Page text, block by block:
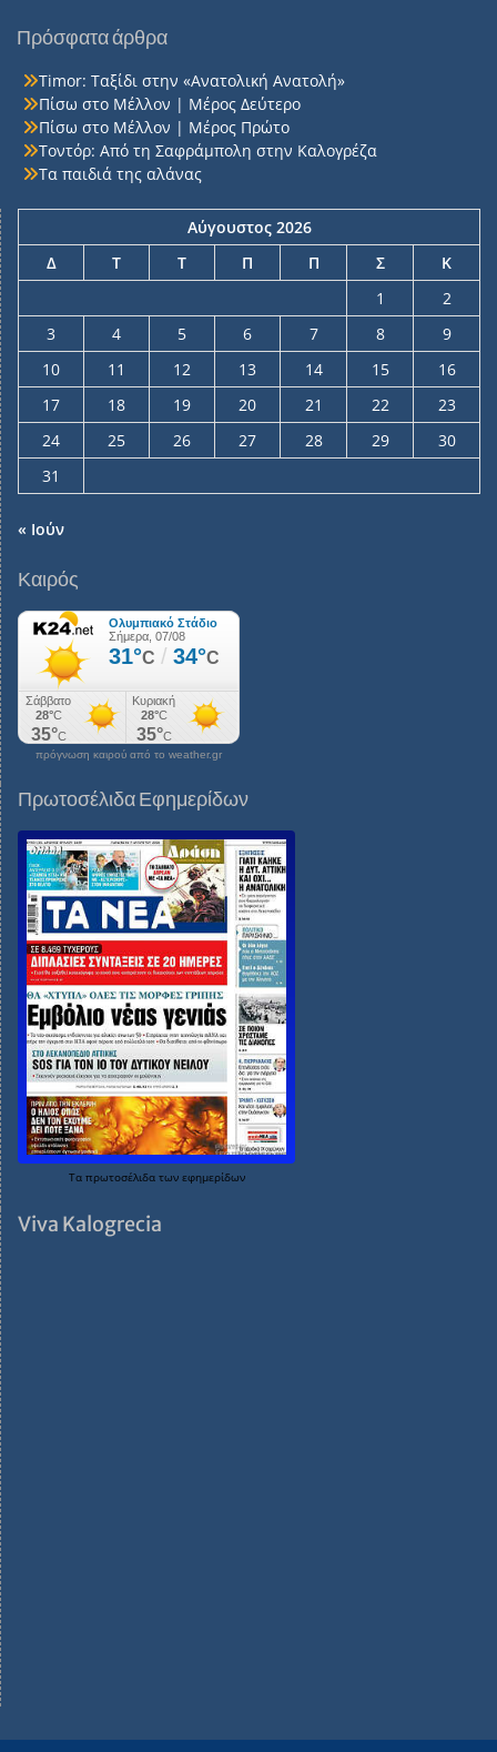
Πρόσφατα άρθρα
Timor: Ταξίδι στην «Ανατολική Ανατολή»
Πίσω στο Μέλλον | Μέρος Δεύτερο
Πίσω στο Μέλλον | Μέρος Πρώτο
Τοντόρ: Από τη Σαφράμπολη στην Καλογρέζα
Τα παιδιά της αλάνας
Αύγουστος 2026
Δ
Τ Τ Π Π Σ
Κ
1
2
3
4 5 6 7 8
9
10
11 12 13 14 15
16
17
18 19 20 21 22
23
24
25 26 27 28 29
30
31
« Ιούν
Καιρός
πρόγνωση καιρού από το weather.gr
Πρωτοσέλιδα Εφημερίδων
Τα πρωτοσέλιδα των εφημερίδων
Viva Kalogrecia